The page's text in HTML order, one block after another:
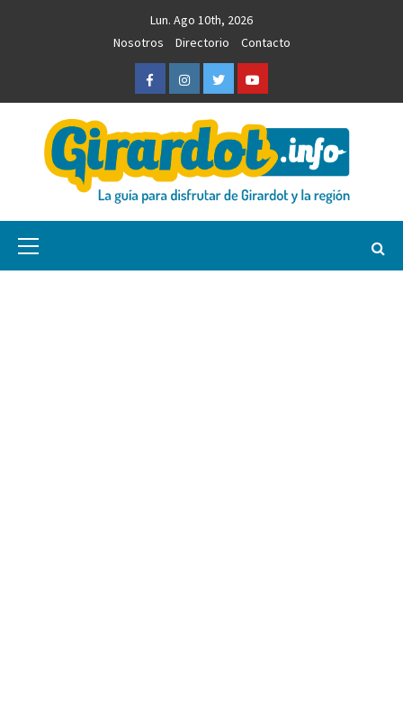
Lun. Ago 10th, 2026
Nosotros
Directorio Contacto
FacebookInstagramTwitterYoutube
Girardot.info